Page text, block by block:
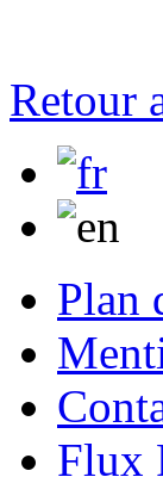
Retour
Plan
Flux